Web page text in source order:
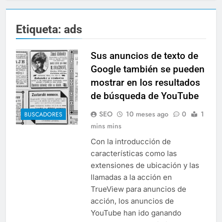
Etiqueta: ads
BUSCADORES
Sus anuncios de texto de
Google también se pueden
mostrar en los resultados
de búsqueda de YouTube
SEO 10 meses ago 0
1
mins mins
Con la introducción de
características como las
extensiones de ubicación y las
llamadas a la acción en
TrueView para anuncios de
acción, los anuncios de
YouTube han ido ganando